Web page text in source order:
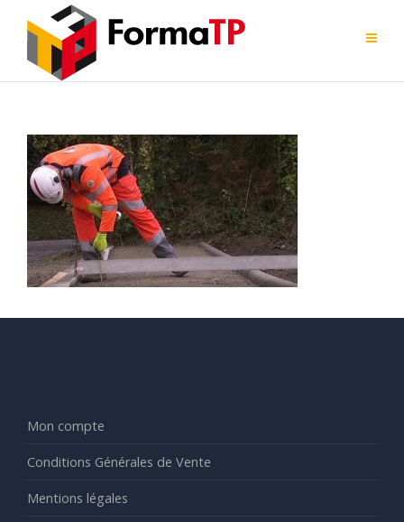
Mon compte
Conditions Générales de Vente
Mentions légales